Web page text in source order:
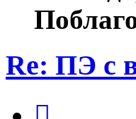
Re: ПЭ с